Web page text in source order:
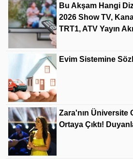
Bu Akşam Hangi
2026 Show TV,
TRT1, ATV Yayın
Evim Sistemine
Zara'nın Üniversite
Ortaya Çıktı!